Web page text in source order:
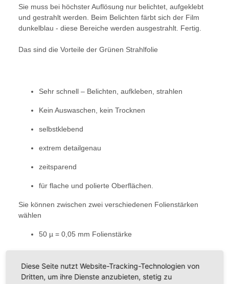
Sie muss bei höchster Auflösung nur belichtet, aufgeklebt
und gestrahlt werden. Beim Belichten färbt sich der Film
dunkelblau - diese Bereiche werden ausgestrahlt. Fertig.
Das sind die Vorteile der Grünen Strahlfolie
Sehr schnell – Belichten, aufkleben, strahlen
Kein Auswaschen, kein Trocknen
selbstklebend
extrem detailgenau
zeitsparend
für flache und polierte Oberflächen.
Sie können zwischen zwei verschiedenen Folienstärken
wählen
50 µ = 0,05 mm Folienstärke
Sie ist lieferbar als Rolle und Bogenware:
Diese Seite nutzt Website-Tracking-Technologien von
Dritten, um ihre Dienste anzubieten, stetig zu